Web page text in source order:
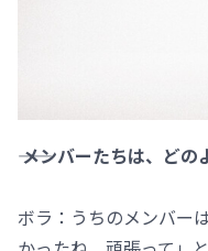
―― メンバーたちは、ど
ボラ：うちのメンバー